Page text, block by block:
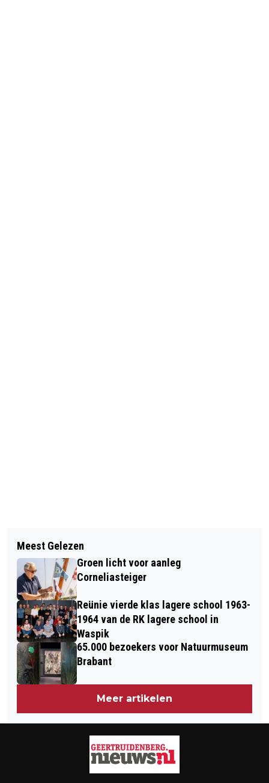
AFSLUITINGEN IN APRIL A27 EN A59
NIEUWE VERKEERSSITUATIE BIJ
KNOOPPUNT HOOIPOLDER VANAF
MAANDAG
Meest Gelezen
Groen licht voor aanleg
Corneliasteiger
Reünie vierde klas lagere school 1963-
1964 van de RK lagere school in
Waspik
65.000 bezoekers voor Natuurmuseum
Brabant
Meer artikelen